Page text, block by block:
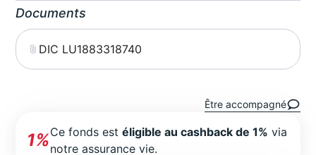
Documents
DIC LU1883318740
Être accompagné
1%Ce fonds estéligible au cashback de 1% via
notre assurance vie.